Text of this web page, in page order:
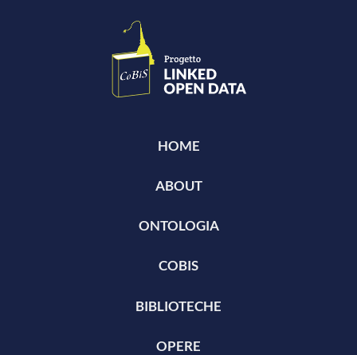
HOME
ABOUT
ONTOLOGIA
COBIS
BIBLIOTECHE
OPERE